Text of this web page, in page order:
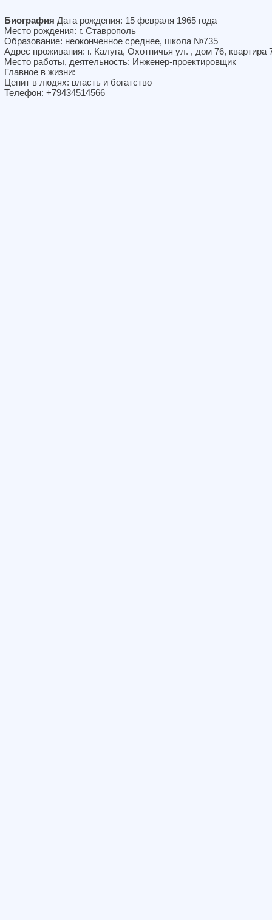
Биография Дата рождения: 15 февраля 1965 года
Место рождения: г. Ставрополь
Образование: неоконченное среднее, школа №735
Адрес проживания: г. Калуга, Охотничья ул. , дом 76, квартира
Место работы, деятельность: Инженер-проектировщик
Главное в жизни:
Ценит в людях: власть и богатство
Телефон: +79434514566